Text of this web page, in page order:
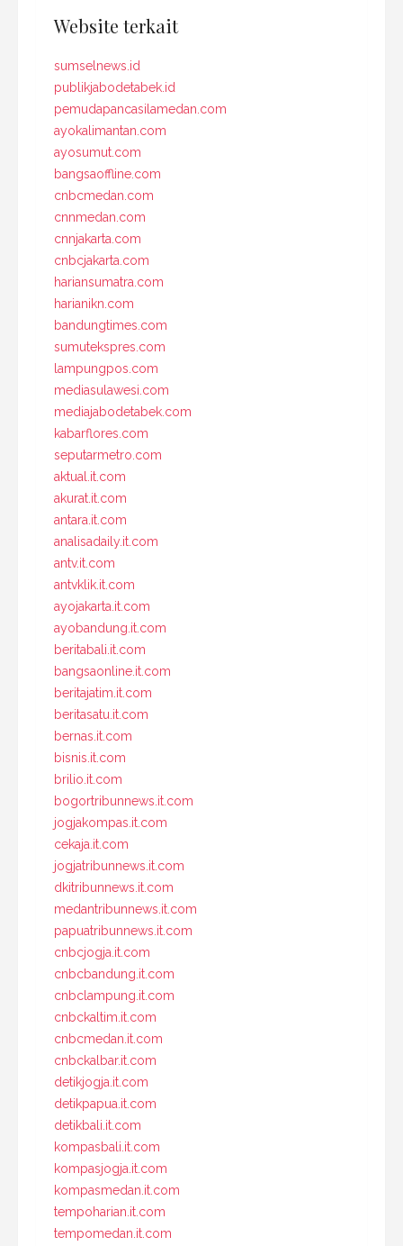
Website terkait
sumselnews.id
publikjabodetabek.id
pemudapancasilamedan.com
ayokalimantan.com
ayosumut.com
bangsaoffline.com
cnbcmedan.com
cnnmedan.com
cnnjakarta.com
cnbcjakarta.com
hariansumatra.com
harianikn.com
bandungtimes.com
sumutekspres.com
lampungpos.com
mediasulawesi.com
mediajabodetabek.com
kabarflores.com
seputarmetro.com
aktual.it.com
akurat.it.com
antara.it.com
analisadaily.it.com
antv.it.com
antvklik.it.com
ayojakarta.it.com
ayobandung.it.com
beritabali.it.com
bangsaonline.it.com
beritajatim.it.com
beritasatu.it.com
bernas.it.com
bisnis.it.com
brilio.it.com
bogortribunnews.it.com
jogjakompas.it.com
cekaja.it.com
jogjatribunnews.it.com
dkitribunnews.it.com
medantribunnews.it.com
papuatribunnews.it.com
cnbcjogja.it.com
cnbcbandung.it.com
cnbclampung.it.com
cnbckaltim.it.com
cnbcmedan.it.com
cnbckalbar.it.com
detikjogja.it.com
detikpapua.it.com
detikbali.it.com
kompasbali.it.com
kompasjogja.it.com
kompasmedan.it.com
tempoharian.it.com
tempomedan.it.com